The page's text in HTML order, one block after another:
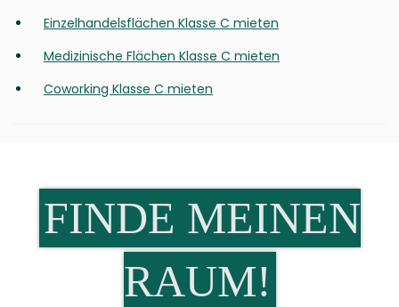
Einzelhandelsflächen Klasse C mieten
Medizinische Flächen Klasse C mieten
Coworking Klasse C mieten
FINDE MEINEN
RAUM!